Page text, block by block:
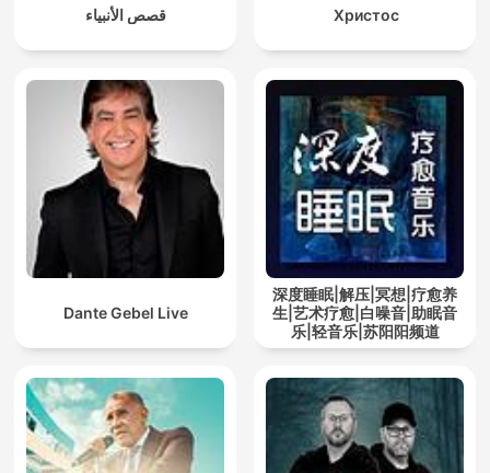
قصص الأنبياء Христос
Dante Gebel Live
深度睡眠|解压|冥想|疗愈养
生|艺术疗愈|白噪音|助眠音
乐|轻音乐|苏阳阳频道